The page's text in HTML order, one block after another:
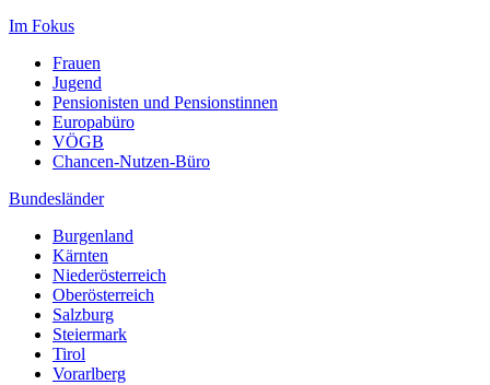
Im Fokus
Frauen
Jugend
Pensionisten und Pensionstinnen
Europabüro
VÖGB
Chancen-Nutzen-Büro
Bundesländer
Burgenland
Kärnten
Niederösterreich
Oberösterreich
Salzburg
Steiermark
Tirol
Vorarlberg